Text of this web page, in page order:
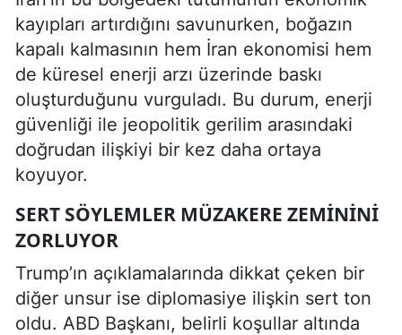
kayıpları artırdığını savunurken, boğazın
kapalı kalmasının hem İran ekonomisi hem
de küresel enerji arzı üzerinde baskı
oluşturduğunu vurguladı. Bu durum, enerji
güvenliği ile jeopolitik gerilim arasındaki
doğrudan ilişkiyi bir kez daha ortaya
koyuyor.
SERT SÖYLEMLER MÜZAKERE ZEMININI
ZORLUYOR
Trump’ın açıklamalarında dikkat çeken bir
diğer unsur ise diplomasiye ilişkin sert ton
oldu. ABD Başkanı, belirli koşullar altında